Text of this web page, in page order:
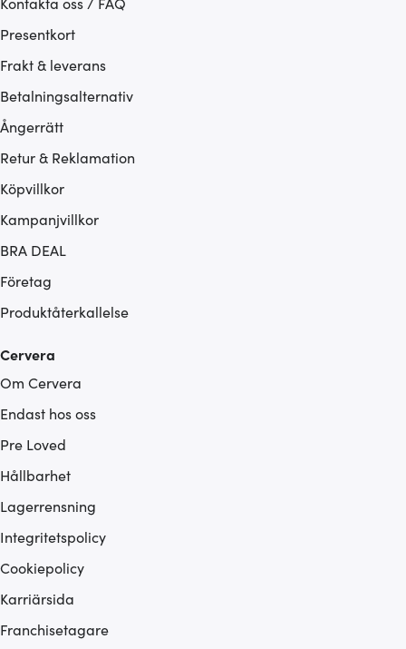
Presentkort
Frakt & leverans
Betalningsalternativ
Ångerrätt
Retur & Reklamation
Köpvillkor
Kampanjvillkor
BRA DEAL
Företag
Produktåterkallelse
Cervera
Om Cervera
Endast hos oss
Pre Loved
Hållbarhet
Lagerrensning
Integritetspolicy
Cookiepolicy
Karriärsida
Franchisetagare